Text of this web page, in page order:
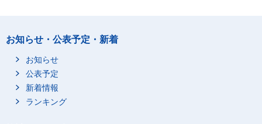
お知らせ・公表予定・新着
お知らせ
公表予定
新着情報
ランキング